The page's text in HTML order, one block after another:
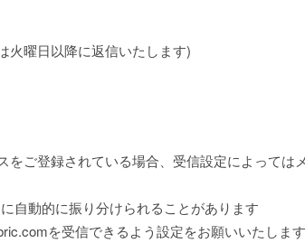
火曜日以降に返信いたします)
ご登録されている場合、受信設定によっては
自動的に振り分けられることがあります
を受信できるよう設定をお願いいたします